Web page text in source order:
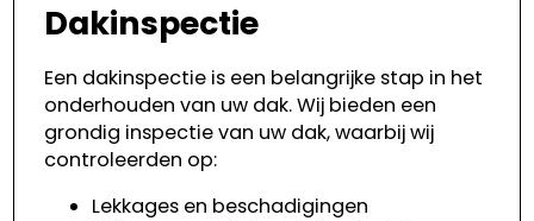
Dakinspectie
Een dakinspectie is een belangrijke stap in het
onderhouden van uw dak. Wij bieden een
grondig inspectie van uw dak, waarbij wij
controleerden op:
Lekkages en beschadigingen